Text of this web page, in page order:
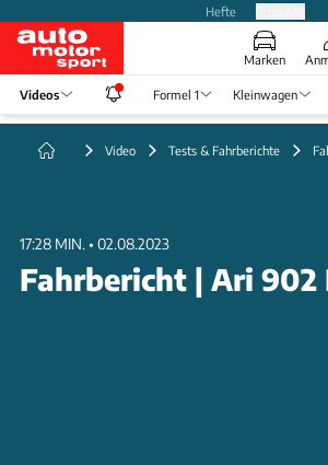
Hefte
Marken
Videos Formel 1 Kleinwagen
Video Tests & Fahrberichte
17:28 MIN. • 02.08.2023
Fahrbericht | Ari 902